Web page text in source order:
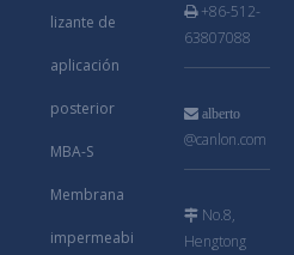
lizante de
aplicación
posterior
MBA-S
Membrana
impermeabi
+86-512-
63807088
 alberto
@canlon.com
 No.8,
Hengtong